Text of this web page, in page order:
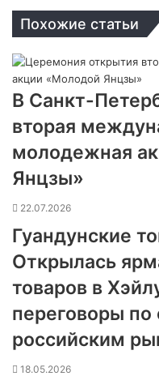
Похожие статьи
В Санкт-
вторая
молодежная
Янцзы»
22.07.2026
Гуандунские
Открылась
товаров в
переговоры по
российским
18.05.2026